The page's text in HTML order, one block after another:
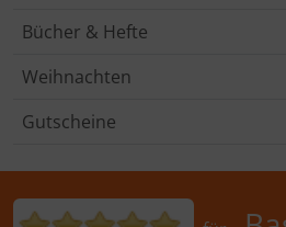
Bücher & Hefte
Weihnachten
Gutscheine